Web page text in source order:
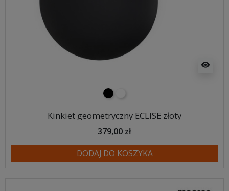
visibility
czarny
Kinkiet geometryczny ECLISE złoty
379,00 zł
DODAJ DO KOSZYKA